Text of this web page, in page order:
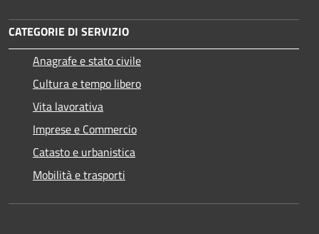
CATEGORIE DI SERVIZIO
Anagrafe e stato civile
Cultura e tempo libero
Vita lavorativa
Imprese e Commercio
Catasto e urbanistica
Mobilità e trasporti